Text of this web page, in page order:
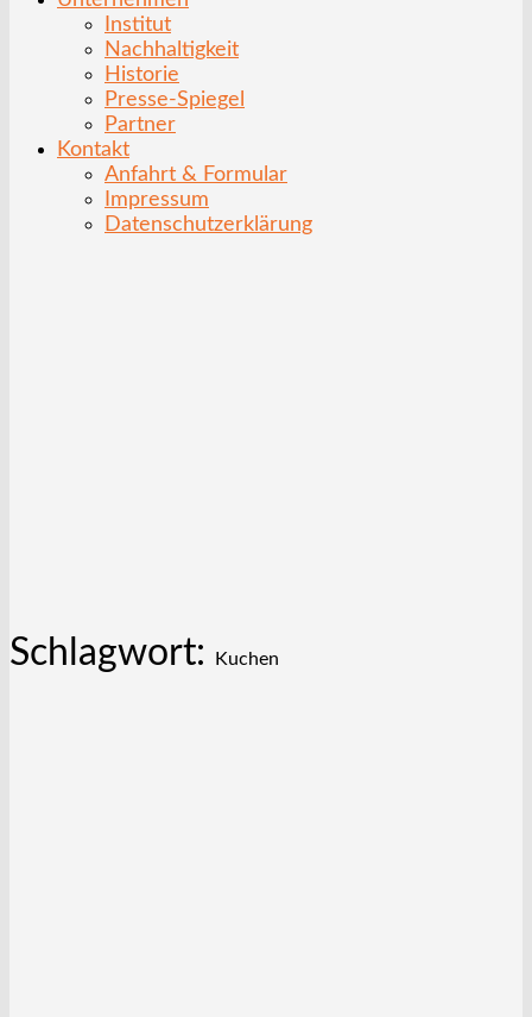
Institut
Nachhaltigkeit
Historie
Presse-Spiegel
Partner
Kontakt
Anfahrt & Formular
Impressum
Datenschutzerklärung
Schlagwort: Kuchen